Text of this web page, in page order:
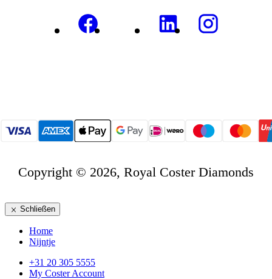
Copyright © 2026, Royal Coster Diamonds
Schließen
Home
Nijntje
+31 20 305 5555
My Coster Account